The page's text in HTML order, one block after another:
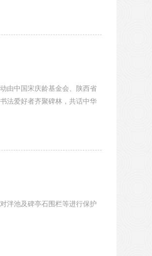
由中国宋庆龄基金会、陕西省
法爱好者齐聚碑林，共话中华
泮池及碑亭石围栏等进行保护